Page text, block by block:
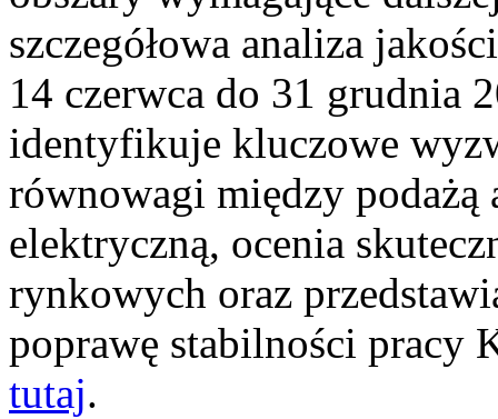
szczegółowa analiza
14 czerwca do 31 grudnia
identyfikuje kluczowe
równowagi między podażą
elektryczną, ocenia
rynkowych oraz
poprawę stabilności pracy
tutaj.